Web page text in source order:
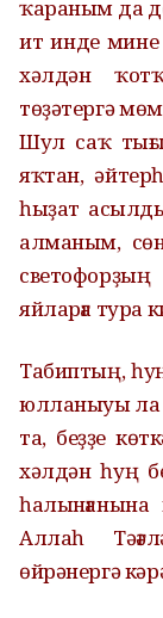
ҡараным да
ит инде мине
хәлдән
төҙәтергә
Шул саҡ
яҡтан,
һыҙат
алманым,
яйларға тура
Табиптың,
юлланыуы ла
та, беҙҙе
хәлдән һуң
Аллаһ
өйрәнергә